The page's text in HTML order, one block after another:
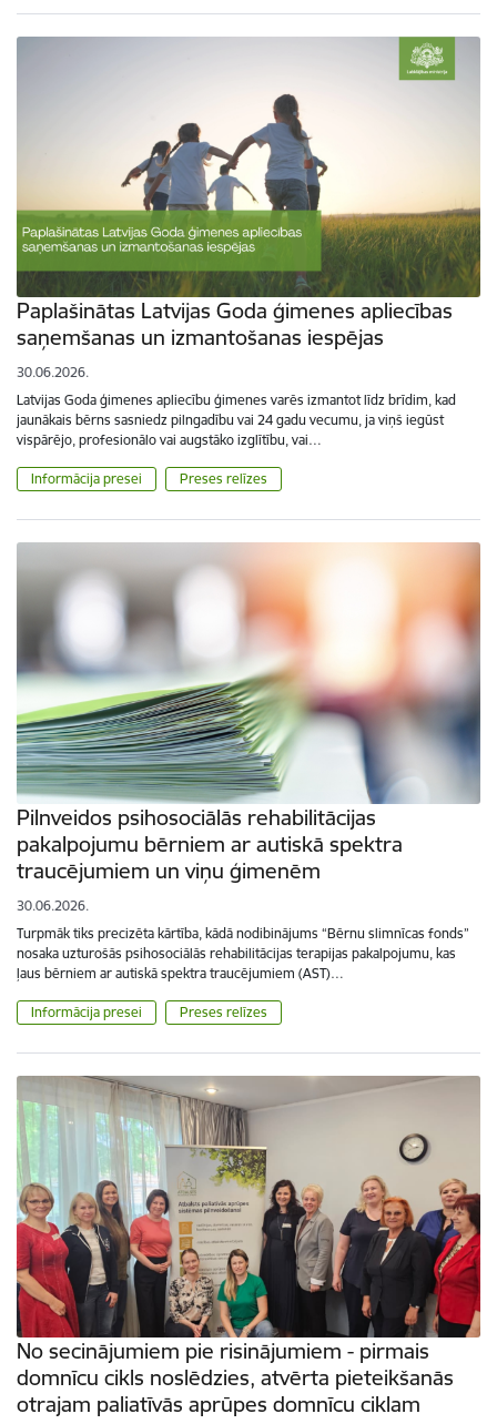
Paplašinātas Latvijas Goda ģimenes apliecības
saņemšanas un izmantošanas iespējas
30.06.2026.
Latvijas Goda ģimenes apliecību ģimenes varēs izmantot līdz brīdim, kad
jaunākais bērns sasniedz pilngadību vai 24 gadu vecumu, ja viņš iegūst
vispārējo, profesionālo vai augstāko izglītību, vai…
Informācija presei Preses relīzes
Pilnveidos psihosociālās rehabilitācijas
pakalpojumu bērniem ar autiskā spektra
traucējumiem un viņu ģimenēm
30.06.2026.
Turpmāk tiks precizēta kārtība, kādā nodibinājums “Bērnu slimnīcas fonds”
nosaka uzturošās psihosociālās rehabilitācijas terapijas pakalpojumu, kas
ļaus bērniem ar autiskā spektra traucējumiem (AST)…
Informācija presei Preses relīzes
No secinājumiem pie risinājumiem - pirmais
domnīcu cikls noslēdzies, atvērta pieteikšanās
otrajam paliatīvās aprūpes domnīcu ciklam